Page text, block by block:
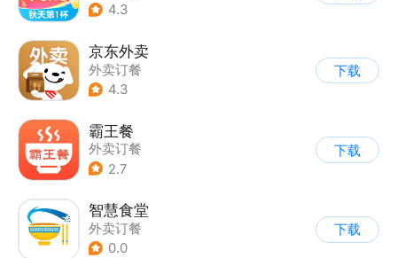
4.3
京东外卖
外卖订餐
4.3
下载
霸王餐
外卖订餐
2.7
下载
智慧食堂
外卖订餐
0.0
下载